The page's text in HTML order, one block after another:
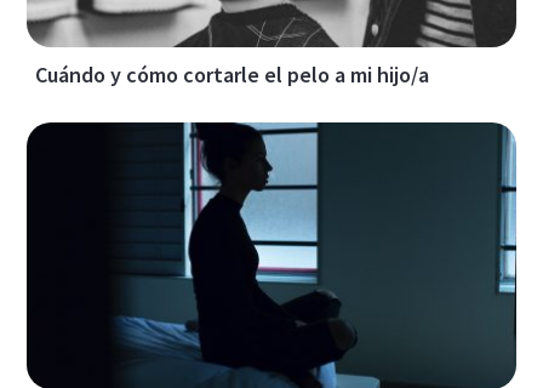
Cuándo y cómo cortarle el pelo a mi hijo/a